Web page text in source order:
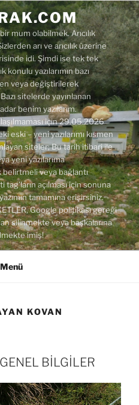
mum olabilmek. Arıcılık
arı ve arıcılık üzerine
idi. Şimdi ise tek tek
konulu yazılarımın bazı
veya değiştirilerek
sitelerde yayınlanan
benim yazılarım.
için 29.05.2026
– yeni yazılarımı kısmen
siteler; Bu tarih itibari ile
yeni yazılarıma
veya bağlantı
açılması için sonuna
tamamına erişirsiniz.
Google politikası gereği
silinmekte veya başkalarına
imiş!
Menü
KOVAN
BİLGİLER